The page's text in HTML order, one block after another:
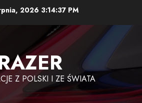
2026 3:14:37 PM
Z POLSKI I ZE ŚWIATA